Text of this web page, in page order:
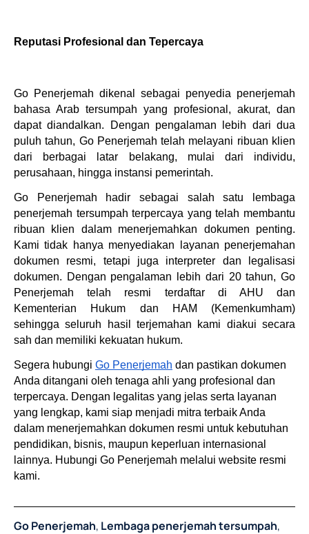
Reputasi Profesional dan Tepercaya
Go Penerjemah dikenal sebagai penyedia penerjemah
bahasa Arab tersumpah yang profesional, akurat, dan
dapat diandalkan. Dengan pengalaman lebih dari dua
puluh tahun, Go Penerjemah telah melayani ribuan klien
dari berbagai latar belakang, mulai dari individu,
perusahaan, hingga instansi pemerintah.
Go Penerjemah hadir sebagai salah satu lembaga
penerjemah tersumpah terpercaya yang telah membantu
ribuan klien dalam menerjemahkan dokumen penting.
Kami tidak hanya menyediakan layanan penerjemahan
dokumen resmi, tetapi juga interpreter dan legalisasi
dokumen. Dengan pengalaman lebih dari 20 tahun, Go
Penerjemah telah resmi terdaftar di AHU dan
Kementerian Hukum dan HAM (Kemenkumham)
sehingga seluruh hasil terjemahan kami diakui secara
sah dan memiliki kekuatan hukum.
Segera hubungi Go Penerjemah dan pastikan dokumen
Anda ditangani oleh tenaga ahli yang profesional dan
terpercaya. Dengan legalitas yang jelas serta layanan
yang lengkap, kami siap menjadi mitra terbaik Anda
dalam menerjemahkan dokumen resmi untuk kebutuhan
pendidikan, bisnis, maupun keperluan internasional
lainnya. Hubungi Go Penerjemah melalui website resmi
kami.
Go Penerjemah, Lembaga penerjemah tersumpah,